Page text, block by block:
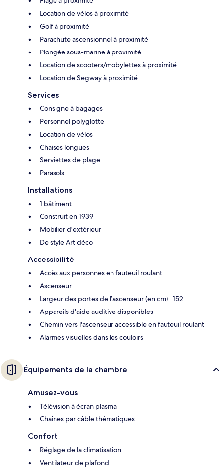
Location de vélos à proximité
Golf à proximité
Parachute ascensionnel à proximité
Plongée sous-marine à proximité
Location de scooters/mobylettes à proximité
Location de Segway à proximité
Services
Consigne à bagages
Personnel polyglotte
Location de vélos
Chaises longues
Serviettes de plage
Parasols
Installations
1 bâtiment
Construit en 1939
Mobilier d'extérieur
De style Art déco
Accessibilité
Accès aux personnes en fauteuil roulant
Ascenseur
Largeur des portes de l’ascenseur (en cm) : 152
Appareils d'aide auditive disponibles
Chemin vers l'ascenseur accessible en fauteuil roulant
Alarmes visuelles dans les couloirs
Équipements de la chambre
Amusez-vous
Télévision à écran plasma
Chaînes par câble thématiques
Confort
Réglage de la climatisation
Ventilateur de plafond